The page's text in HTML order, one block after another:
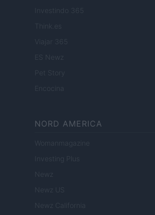
Investindo 365
Viajar 365
ES Newz
Pet Story
Encocina
NORD AMERICA
Womanmagazine
Investing Plus
Newz
Newz US
Newz California